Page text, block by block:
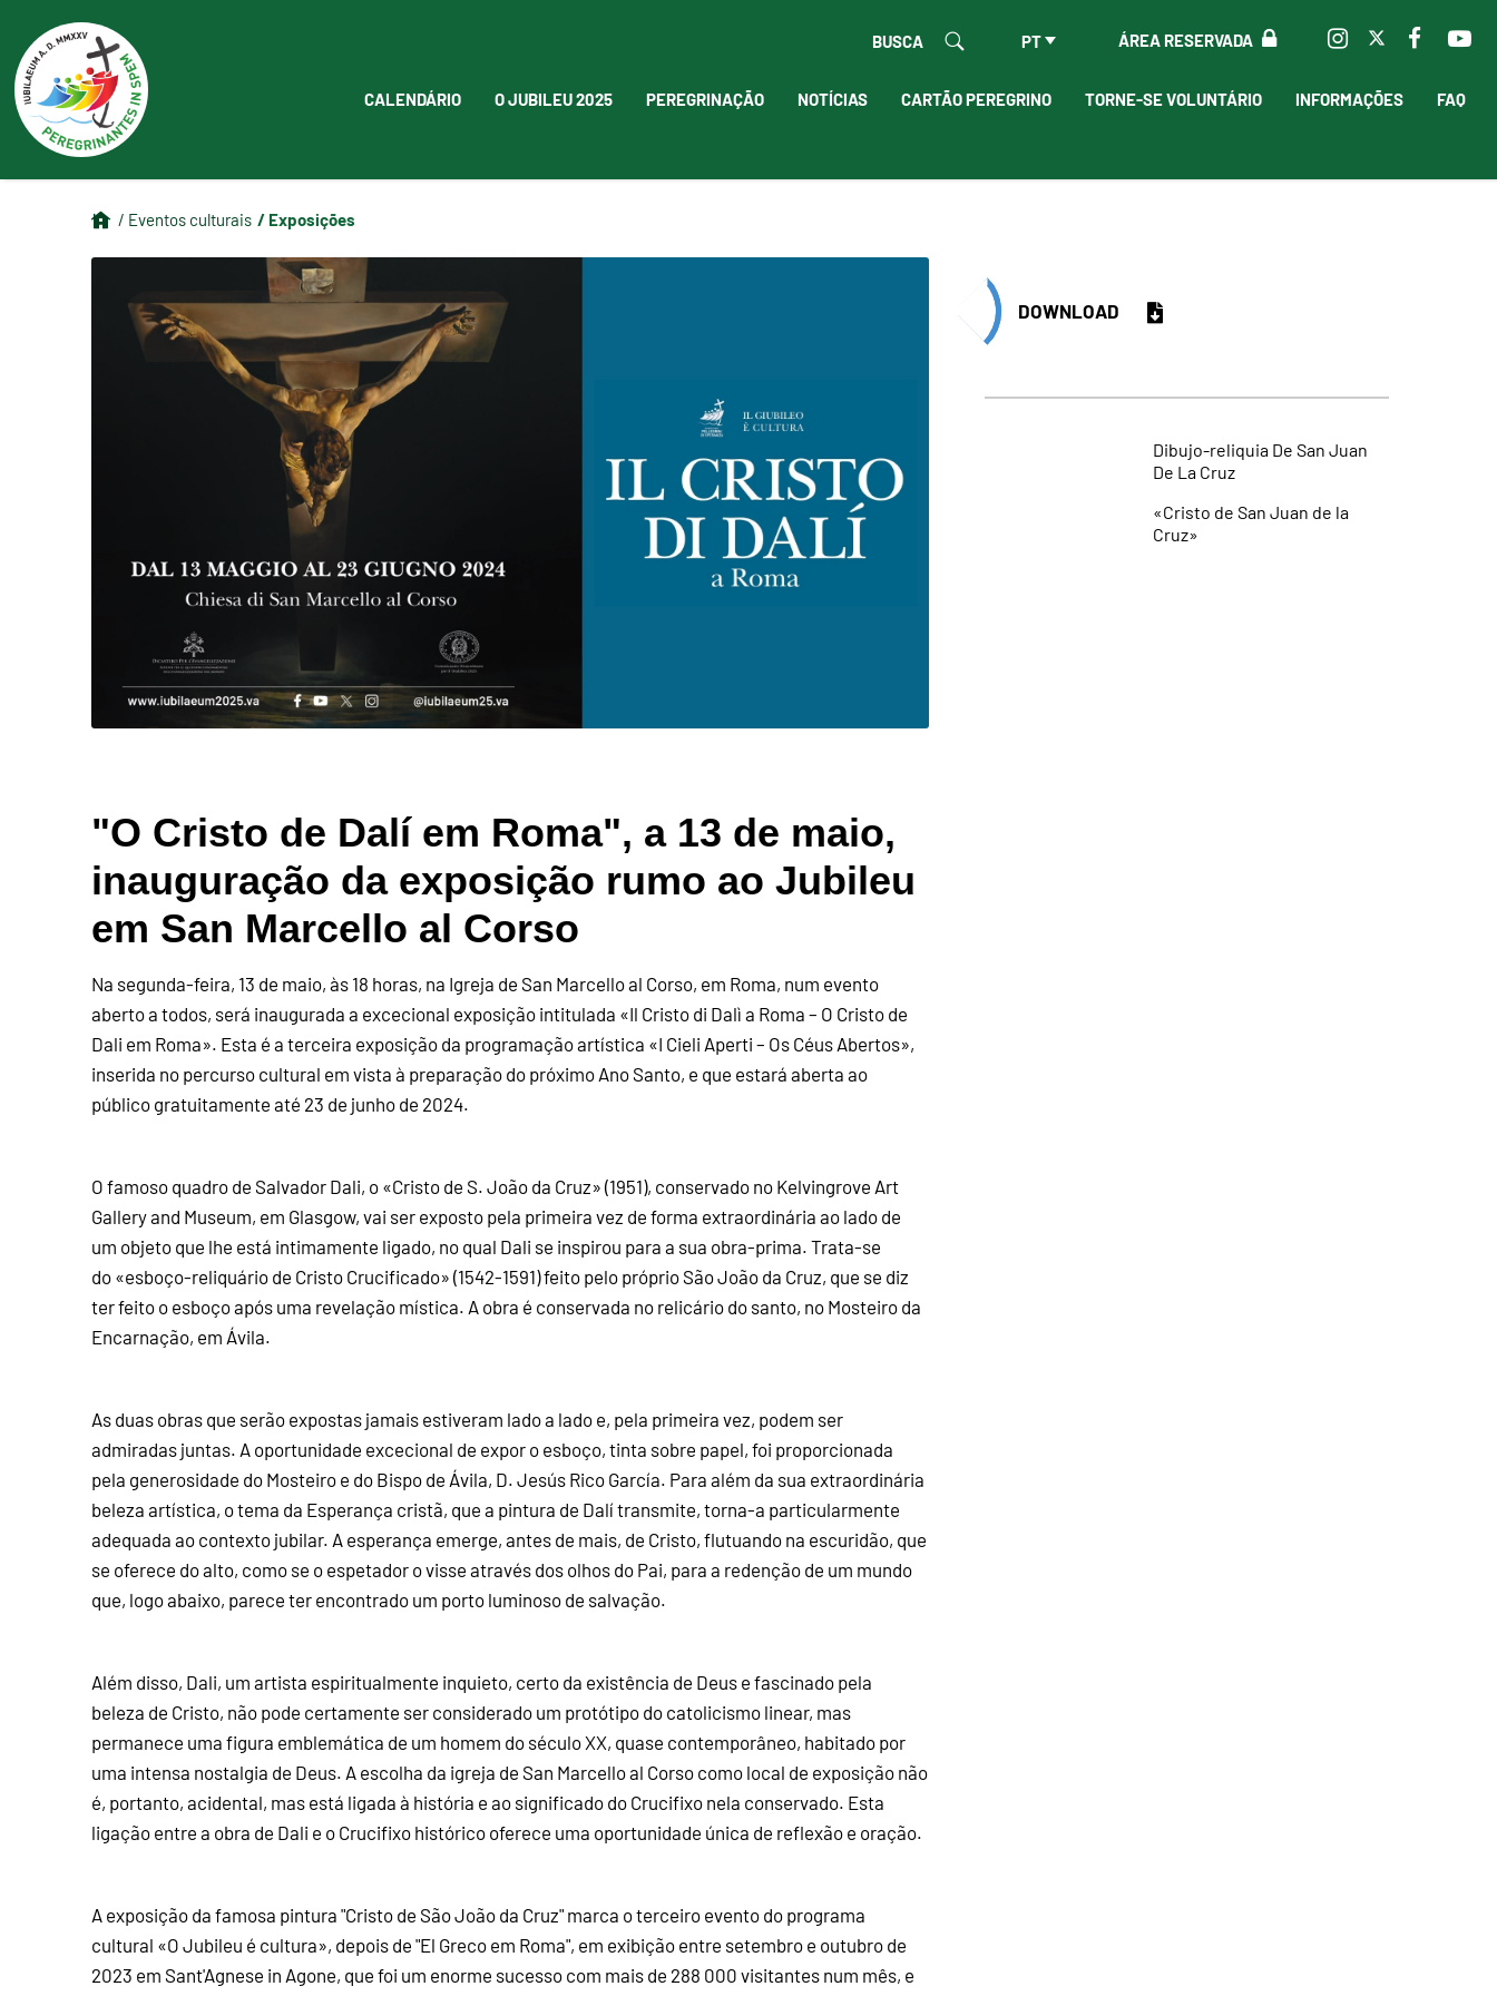
ÁREA RESERVADA
PT
BUSCA
CALENDÁRIO O JUBILEU 2025 PEREGRINAÇÃO NOTÍCIAS CARTÃO PEREGRINO TORNE-SE VOLUNTÁRIO INFORMAÇÕES FAQ
/ Eventos culturais / Exposições
"O Cristo de Dalí em Roma", a 13 de maio,
inauguração da exposição rumo ao Jubileu
em San Marcello al Corso
Na segunda-feira, 13 de maio, às 18 horas, na Igreja de San Marcello al Corso, em Roma, num evento
aberto a todos, será inaugurada a excecional exposição intitulada «Il Cristo di Dalì a Roma – O Cristo de
Dali em Roma». Esta é a terceira exposição da programação artística «I Cieli Aperti – Os Céus Abertos»,
inserida no percurso cultural em vista à preparação do próximo Ano Santo, e que estará aberta ao
público gratuitamente até 23 de junho de 2024.
O famoso quadro de Salvador Dali, o «Cristo de S. João da Cruz» (1951), conservado no Kelvingrove Art
Gallery and Museum, em Glasgow, vai ser exposto pela primeira vez de forma extraordinária ao lado de
um objeto que lhe está intimamente ligado, no qual Dali se inspirou para a sua obra-prima. Trata-se
do «esboço-reliquário de Cristo Crucificado» (1542-1591) feito pelo próprio São João da Cruz, que se diz
ter feito o esboço após uma revelação mística. A obra é conservada no relicário do santo, no Mosteiro da
Encarnação, em Ávila.
As duas obras que serão expostas jamais estiveram lado a lado e, pela primeira vez, podem ser
admiradas juntas. A oportunidade excecional de expor o esboço, tinta sobre papel, foi proporcionada
pela generosidade do Mosteiro e do Bispo de Ávila, D. Jesús Rico García. Para além da sua extraordinária
beleza artística, o tema da Esperança cristã, que a pintura de Dalí transmite, torna-a particularmente
adequada ao contexto jubilar. A esperança emerge, antes de mais, de Cristo, flutuando na escuridão, que
se oferece do alto, como se o espetador o visse através dos olhos do Pai, para a redenção de um mundo
que, logo abaixo, parece ter encontrado um porto luminoso de salvação.
Além disso, Dali, um artista espiritualmente inquieto, certo da existência de Deus e fascinado pela
beleza de Cristo, não pode certamente ser considerado um protótipo do catolicismo linear, mas
permanece uma figura emblemática de um homem do século XX, quase contemporâneo, habitado por
uma intensa nostalgia de Deus. A escolha da igreja de San Marcello al Corso como local de exposição não
é, portanto, acidental, mas está ligada à história e ao significado do Crucifixo nela conservado. Esta
ligação entre a obra de Dali e o Crucifixo histórico oferece uma oportunidade única de reflexão e oração.
A exposição da famosa pintura "Cristo de São João da Cruz" marca o terceiro evento do programa
cultural «O Jubileu é cultura», depois de "El Greco em Roma", em exibição entre setembro e outubro de
2023 em Sant'Agnese in Agone, que foi um enorme sucesso com mais de 288 000 visitantes num mês, e
DOWNLOAD
Dibujo-reliquia De San Juan
De La Cruz
«Cristo de San Juan de la
Cruz»